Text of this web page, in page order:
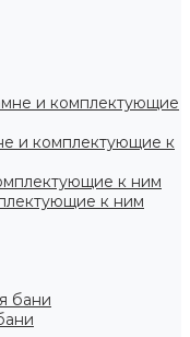
и комплектующие к
к ним